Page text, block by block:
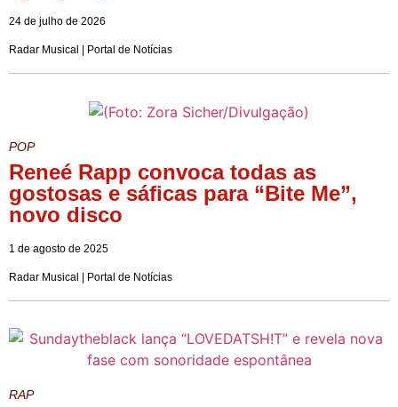
24 de julho de 2026
Radar Musical | Portal de Notícias
POP
Reneé Rapp convoca todas as
gostosas e sáficas para “Bite Me”,
novo disco
1 de agosto de 2025
Radar Musical | Portal de Notícias
RAP